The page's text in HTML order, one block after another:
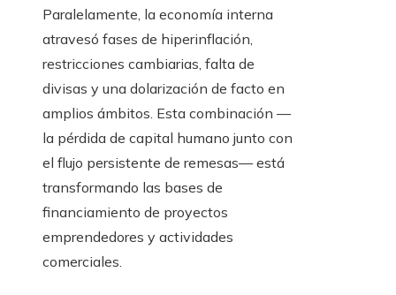
Paralelamente, la economía interna
atravesó fases de hiperinflación,
restricciones cambiarias, falta de
divisas y una dolarización de facto en
amplios ámbitos. Esta combinación —
la pérdida de capital humano junto con
el flujo persistente de remesas— está
transformando las bases de
financiamiento de proyectos
emprendedores y actividades
comerciales.